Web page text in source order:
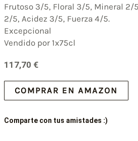
Frutoso 3/5, Floral 3/5, Mineral 2/
2/5, Acidez 3/5, Fuerza 4/5.
Excepcional
Vendido por 1x75cl
117,70 €
COMPRAR EN AMAZON
Comparte con tus amistades :)